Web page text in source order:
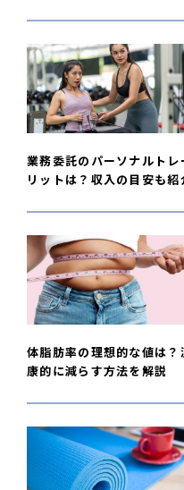
業務委託のパーソナルト
リットは？収入の目安も紹
体脂肪率の理想的な値は
康的に減らす方法を解説